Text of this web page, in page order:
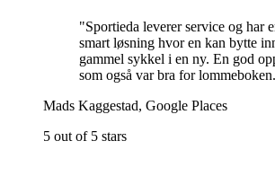
"Sportieda leverer service og har
smart løsning hvor en kan bytte
gammel sykkel i en ny. En god
som også var bra for lommeboken.
Mads Kaggestad, Google Places
5 out of 5 stars